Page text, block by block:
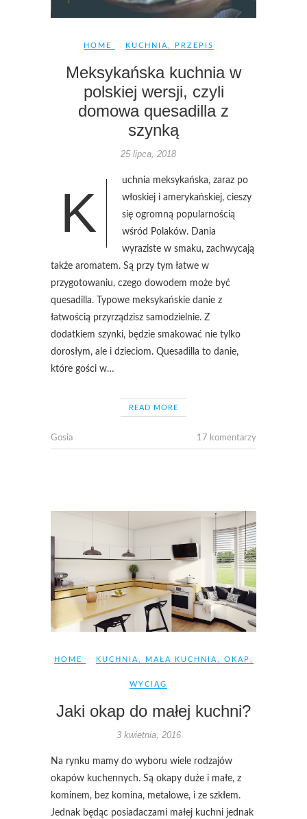
HOME KUCHNIA PRZEPIS
Meksykańska kuchnia w
polskiej wersji, czyli
domowa quesadilla z
szynką
25 lipca, 2018
K
uchnia meksykańska, zaraz po
włoskiej i amerykańskiej, cieszy
się ogromną popularnością
wśród Polaków. Dania
wyraziste w smaku, zachwycają
także aromatem. Są przy tym łatwe w
przygotowaniu, czego dowodem może być
quesadilla. Typowe meksykańskie danie z
łatwością przyrządzisz samodzielnie. Z
dodatkiem szynki, będzie smakować nie tylko
dorosłym, ale i dzieciom. Quesadilla to danie,
które gości w…
READ MORE
Gosia 17 komentarzy
HOME KUCHNIA, MAŁA KUCHNIA, OKAP,
WYCIĄG
Jaki okap do małej kuchni?
3 kwietnia, 2016
Na rynku mamy do wyboru wiele rodzajów
okapów kuchennych. Są okapy duże i małe, z
kominem, bez komina, metalowe, i ze szkłem.
Jednak będąc posiadaczami małej kuchni jednak